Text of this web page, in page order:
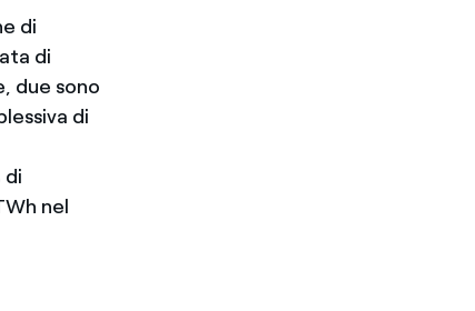
di
di
due sono
di
di
nel